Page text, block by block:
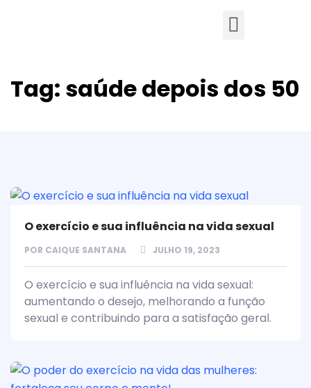
Tag: saúde depois dos 50
O exercício e sua influência na vida sexual
POR CAIQUE SANTANA JULHO 19, 2023
O exercício e sua influência na vida sexual:
aumentando o desejo, melhorando a função
sexual e contribuindo para a satisfação geral.